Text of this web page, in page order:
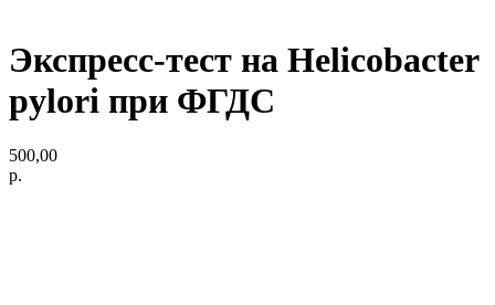
Экспресс-тест на Helicobacter
pylori при ФГДС
500,00
р.